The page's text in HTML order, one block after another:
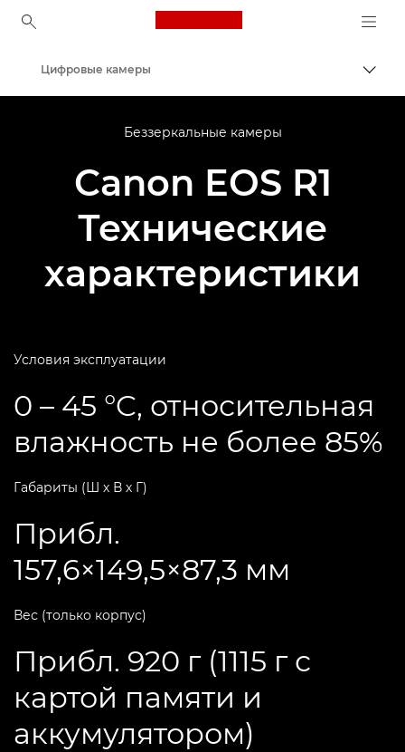
Canon Logo, back to
Цифровые камеры
Беззеркальные камеры
Canon EOS R1
Технические
характеристики
Условия эксплуатации
0 – 45 °C, относительная
влажность не более 85%
Габариты (Ш х В х Г)
Прибл.
157,6×149,5×87,3 мм
Вес (только корпус)
Прибл. 920 г (1115 г с
картой памяти и
аккумулятором)